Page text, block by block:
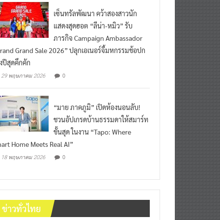
เซ็นทรัลพัฒนา คว้าสองสาวนัก
แสดงสุดฮอต “ลีน่า-หมิว” รับ
ภารกิจ Campaign Ambassador
Grand Sale 2026” ปลุกเอเนอร์จี้มหกรรมช้อปก
ปีสุดคึกคัก
29 พฤษภาคม 2026 0
“มาย ภาคภูมิ” เปิดห้องนอนลับ!
ชวนอัปเกรดบ้านธรรมดาให้สมาร์ท
ขั้นสุด ในงาน “Tapo: Where
Home Meets Real AI”
18 พฤษภาคม 2026 0
ข่าวทั่วไทย